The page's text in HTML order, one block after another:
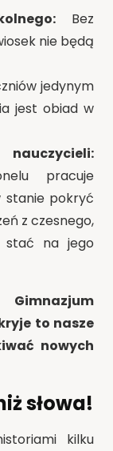
Bez
nie będą
jedynym
jest obiad w
pracuje
stanie pokryć
z czesnego,
stać na jego
to nasze
nowych
słowa!
kilku